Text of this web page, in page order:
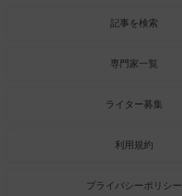
記事を検索
専門家一覧
ライター募集
利用規約
プライバシーポリシー